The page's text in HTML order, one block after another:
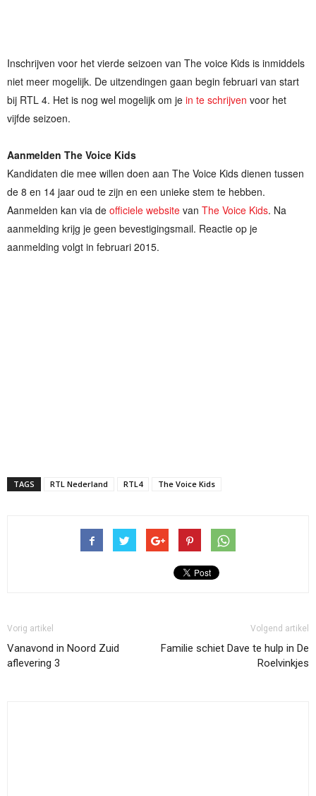
Inschrijven voor het vierde seizoen van The voice Kids is inmiddels
niet meer mogelijk. De uitzendingen gaan begin februari van start
bij RTL 4. Het is nog wel mogelijk om je in te schrijven voor het
vijfde seizoen.
Aanmelden The Voice Kids
Kandidaten die mee willen doen aan The Voice Kids dienen tussen
de 8 en 14 jaar oud te zijn en een unieke stem te hebben.
Aanmelden kan via de officiele website van The Voice Kids. Na
aanmelding krijg je geen bevestigingsmail. Reactie op je
aanmelding volgt in februari 2015.
TAGS RTL Nederland RTL4 The Voice Kids
Vorig artikel
Vanavond in Noord Zuid
aflevering 3
Volgend artikel
Familie schiet Dave te hulp in De
Roelvinkjes